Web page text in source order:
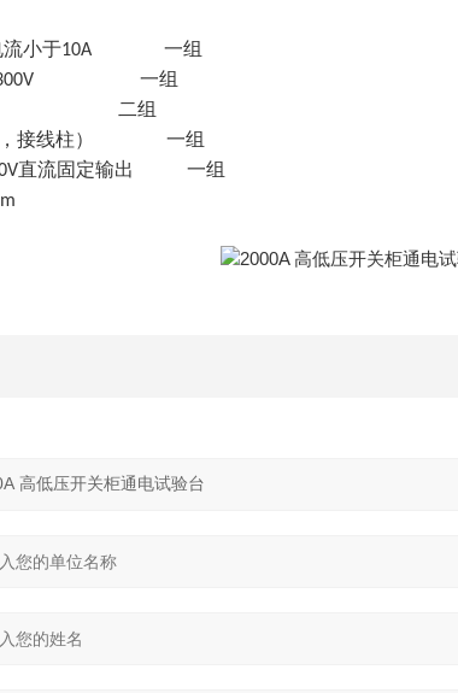
小于10A 一组
- 300V 一组
二组
接线柱） 一组
直流固定输出 一组